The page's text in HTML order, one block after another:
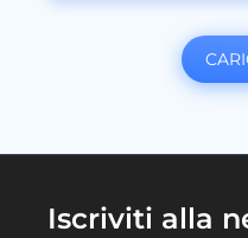
Iscriviti alla